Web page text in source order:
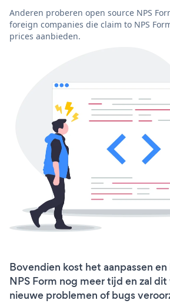
Anderen proberen open source NPS
foreign companies die claim to NPS
prices aanbieden.
Bovendien kost het aanpassen
NPS Form nog meer tijd en zal
nieuwe problemen of bugs